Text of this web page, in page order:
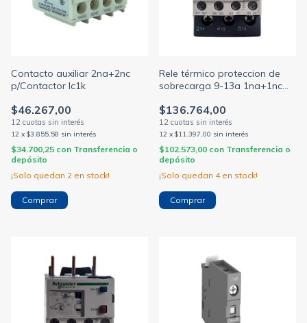
Contacto auxiliar 2na+2nc
p/Contactor lc1k
$46.267,00
12 x $3.855,58 sin interés
$34.700,25 con Transferencia o
depósito
¡Solo quedan 2 en stock!
Rele térmico proteccion de
sobrecarga 9-13a 1na+1nc
$136.764,00
12 x $11.397,00 sin interés
$102.573,00 con Transferencia o
depósito
¡Solo quedan 4en stock!